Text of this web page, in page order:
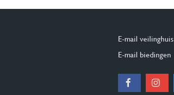
E-mail veilinghuis
E-mail biedingen